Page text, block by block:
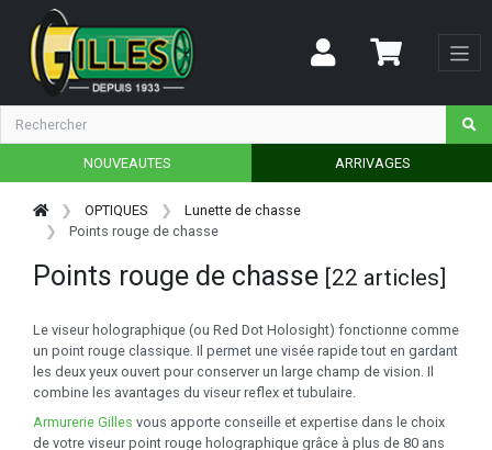
NOUVEAUTES ARRIVAGES
OPTIQUES
Lunette de chasse
Points rouge de chasse
Points rouge de chasse [22 articles]
Le viseur holographique (ou Red Dot Holosight) fonctionne comme
un point rouge classique. Il permet une visée rapide tout en gardant
les deux yeux ouvert pour conserver un large champ de vision. Il
combine les avantages du viseur reflex et tubulaire.
Armurerie Gilles vous apporte conseille et expertise dans le choix
de votre viseur point rouge holographique grâce à plus de 80 ans